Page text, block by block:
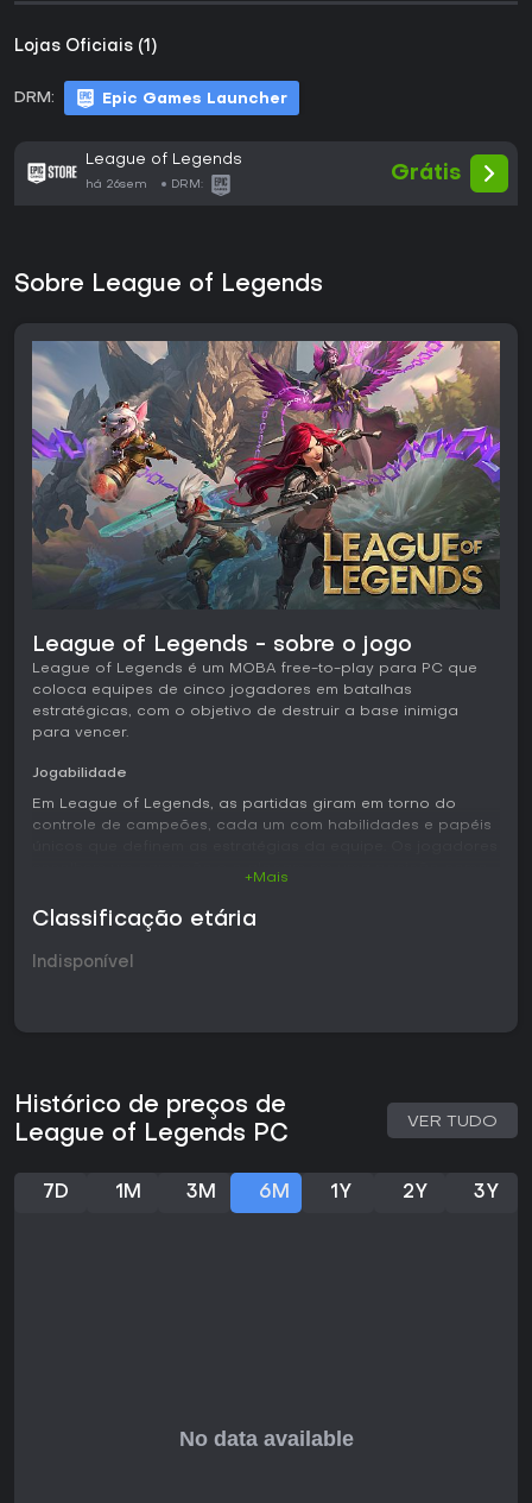
Lojas Oficiais (1)
DRM: Epic Games Launcher
League of Legends
há 26sem DRM:
Grátis
Sobre League of Legends
League of Legends - sobre o jogo
League of Legends é um MOBA free-to-play para PC que
coloca equipes de cinco jogadores em batalhas
estratégicas, com o objetivo de destruir a base inimiga
para vencer.
Jogabilidade
Em League of Legends, as partidas giram em torno do
controle de campeões, cada um com habilidades e papéis
principal inclui farmar minions para ganhar ouro e
experiência, subir de nível, comprar itens que melhoram
atributos e coordenar com o time para objetivos como
derrubar torres ou capturar buffs de monstros neutros. As
As mudanças recentes de 2026 introduzem role quests, com
tarefas específicas para cada posição que incentivam
extra ao completá-las. Monstros épicos agora escalam
com base no nível em vez do tempo de partida, e
importantes. ARAM acontece no Howling Abyss, com
seleção aleatória de campeões e uma única lane para
+Mais
Classificação etária
Indisponível
Histórico de preços de
League of Legends PC
VER TUDO
7D 1M 3M 6M 1Y 2Y 3Y